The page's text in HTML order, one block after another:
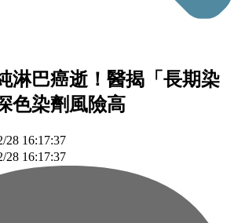
淋巴癌逝！醫揭「長期染
色染劑風險高
28 16:17:37
28 16:17:37